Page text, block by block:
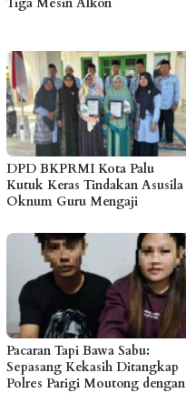
DPD BKPRMI Kota Palu
Kutuk Keras Tindakan Asusila
Oknum Guru Mengaji
Pacaran Tapi Bawa Sabu:
Sepasang Kekasih Ditangkap
Polres Parigi Moutong dengan